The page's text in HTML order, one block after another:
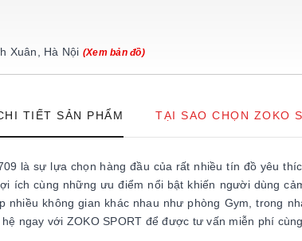
Xuân, Hà Nội (Xem bản đồ)
TIẾT SẢN PHẨM TẠI SAO CHỌN ZOKO
là sự lựa chọn hàng đầu của rất nhiều tín đồ yêu
ích cùng những ưu điểm nổi bật khiến người dùng
nhiều không gian khác nhau như phòng Gym, trong
ngay với ZOKO SPORT để được tư vấn miễn phí